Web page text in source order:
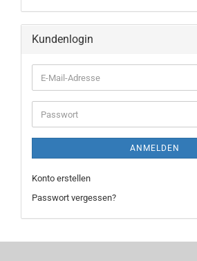
Kundenlogin
E-
Mail-
Adresse
Passwort
ANMELDEN
Konto erstellen
Passwort vergessen?